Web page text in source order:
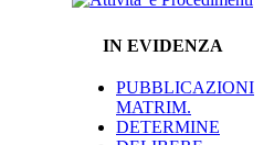
IN EVIDENZA
PUBBLICAZIONI
MATRIM.
DETERMINE